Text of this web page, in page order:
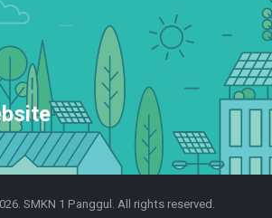
SMKN 1 Panggul. All rights reserved.